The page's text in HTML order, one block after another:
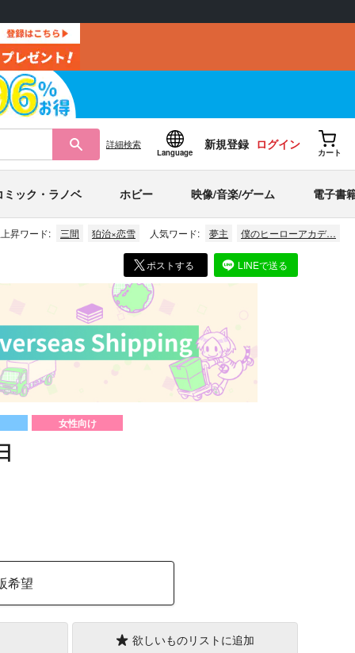
詳細検索
Language
新規登録 ログイン
カート
ミック・ラノベ ホビー 映像/音楽/ゲーム 電子書
昇ワード: 三間 狛治×恋雪 人気ワード: 夢主 僕のヒーローアカデ…
ポストする LINEで送る
女性向け
希望
欲しいものリストに追加